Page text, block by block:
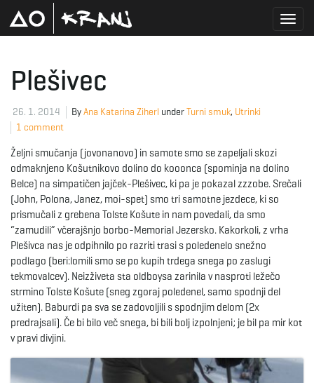
Plešivec
26. 1. 2014 ByAna Katarina Ziherl underTurni smuk, Utrinki
1 comment
Željni smučanja (jovonanovo) in samote smo se zapeljali skozi
odmaknjeno Košutnikovo dolino do kooonca (spominja na dolino
Belce) na simpatičen jajček-Plešivec, ki pa je pokazal zzzobe. Srečali
(John, Polona, Janez, moi-spet) smo tri samotne jezdece, ki so
prismučali z grebena Tolste Košute in nam povedali, da smo
“zamudili” včerajšnjo borbo-Memorial Jezersko. Kakorkoli, z vrha
Plešivca nas je odpihnilo po razriti trasi s poledenelo snežno
podlago (beri:lomili smo se po kupih trdega snega po zaslugi
tekmovalcev). Neizživeta sta oldboysa zarinila v nasproti ležečo
strmino Tolste Košute (sneg zgoraj poledenel, samo spodnji del
užiten). Baburdi pa sva se zadovoljili s spodnjim delom (2x
predrajsali). Če bi bilo več snega, bi bili bolj izpolnjeni; je bil pa mir kot
v pravi divjini.